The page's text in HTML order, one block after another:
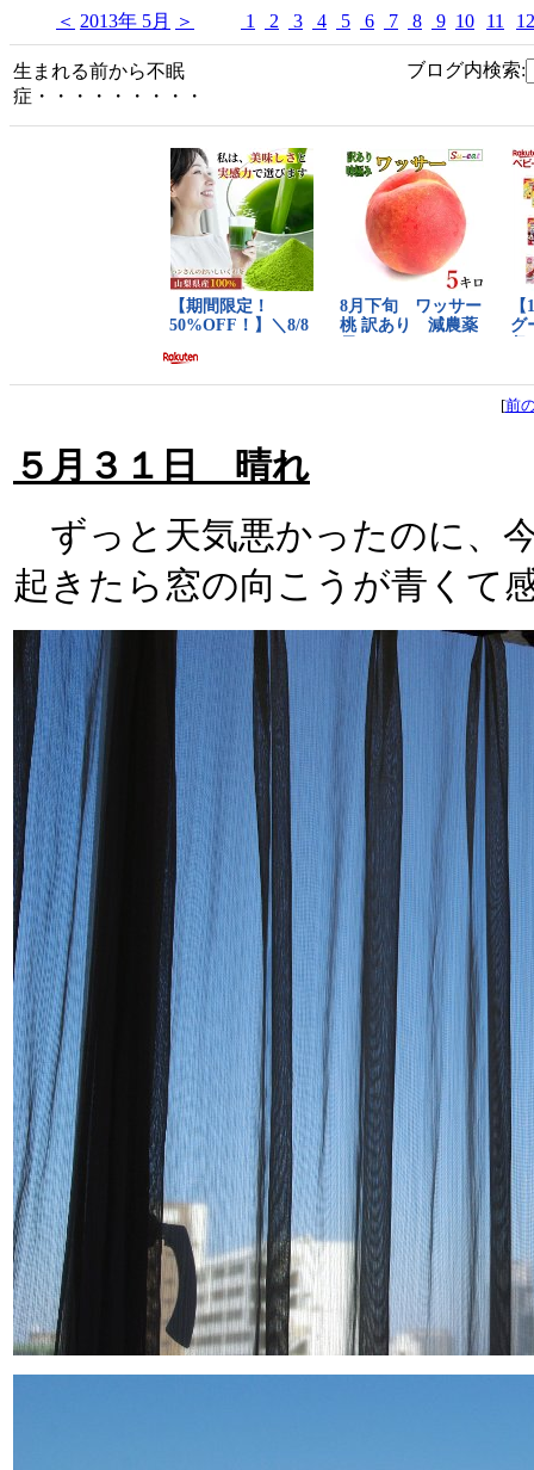
＜ 2013年 5月 ＞ 1 2 3 4 5 6 7 8 9 10 11 12
生まれる前から不眠
症・・・・・・・・・
ブログ内検索:
[前
５月３１日 晴れ
ずっと天気悪かったのに、
起きたら窓の向こうが青くて